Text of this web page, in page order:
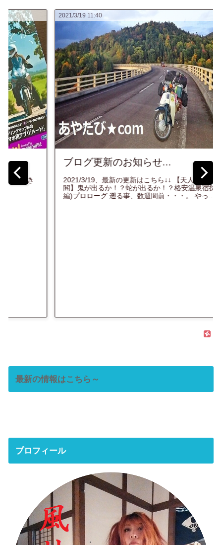
2021/3/19 11:40
ブログ更新のお知らせ...
2021/3/19、最新の更新はこちら↓↓ 【天人峡温泉 天人
閣】鬼が出るか！？蛇が出るか！？格安温泉宿探訪記(前
編)プロローグ 遡る事、数週間前・・・。 やっ...
最新の情報はこちら～
プロフィール